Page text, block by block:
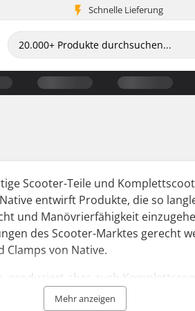
Schnelle Lieferung
Scooter-Teile und
entwirft Produkte, die so
und Manövrierfähigkeit
des Scooter-Marktes gerecht
Clamps von Native.
produziert aber auch
Level. Zum Beispiel ist der
Mehr anzeigen